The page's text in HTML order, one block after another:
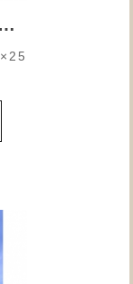
【型號R5.8】林園無極天玄宮的環保金爐